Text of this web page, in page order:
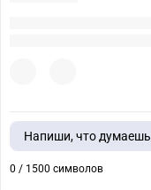
Напиши, что думаешь
0 / 1500 символов